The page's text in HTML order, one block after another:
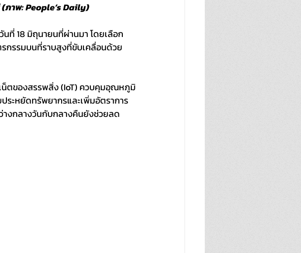
าพ: People’s Daily)
ที่ 18 มิถุนายนที่ผ่านมา โดยเลือก
กรรมบนที่ราบสูงที่ขับเคลื่อนด้วย
เน็ตของสรรพสิ่ง (IoT) ควบคุมอุณหภูมิ
ระหยัดทรัพยากรและเพิ่มอัตราการ
งกลางวันกับกลางคืนยังช่วยลด